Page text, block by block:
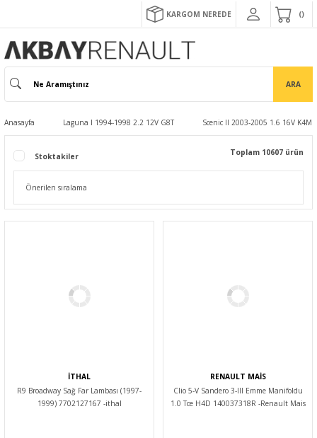
KARGOM NEREDE
ARA
Anasayfa Laguna I 1994-1998 2.2 12V G8T Scenic II 2003-2005 1.6 16V K4M
Stoktakiler Toplam 10607 ürün
İTHAL
R9 Broadway Sağ Far Lambası (1997-
1999) 7702127167 -ithal
RENAULT MAİS
Clio 5-V Sandero 3-III Emme Manifoldu
1.0 Tce H4D 140037318R -Renault Mais